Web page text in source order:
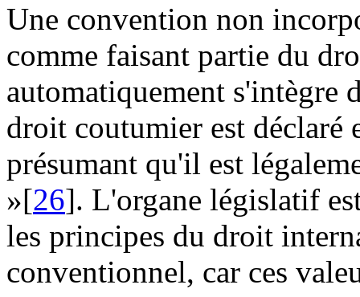
Une convention non
comme faisant partie du
automatiquement s'intègre
droit coutumier est déclaré
présumant qu'il est
»[26]. L'organe législatif
les principes du droit
conventionnel, car ces